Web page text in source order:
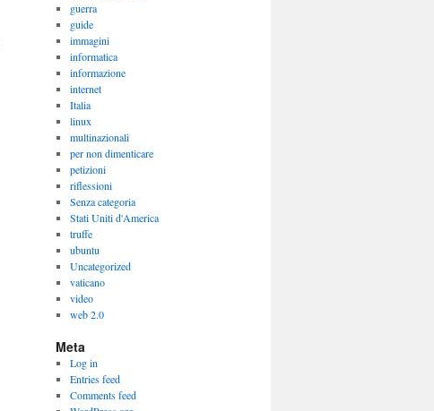
guerra
guide
immagini
informatica
informazione
internet
Italia
linux
multinazionali
per non dimenticare
petizioni
riflessioni
Senza categoria
Stati Uniti d'America
truffe
ubuntu
Uncategorized
vaticano
video
web 2.0
Meta
Log in
Entries feed
Comments feed